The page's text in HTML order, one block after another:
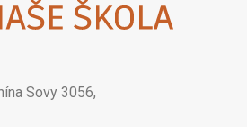
Sovy 3056,